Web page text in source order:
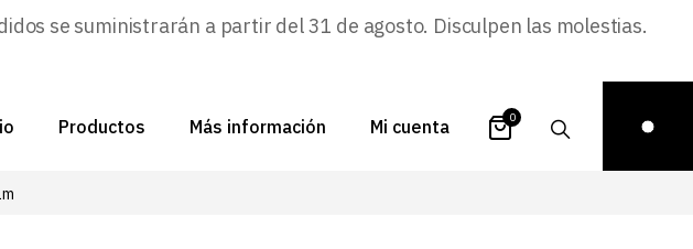
se suministrarán a partir del 31 de agosto. Disculpen las molestias.
Productos Más información Mi cuenta 0